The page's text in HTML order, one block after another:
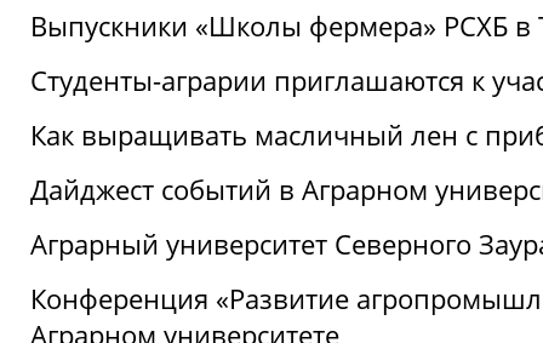
Выпускники «Школы фермера» РСХБ
Студенты-аграрии приглашаются к
Как выращивать масличный лен с
Дайджест событий в Аграрном
Аграрный университет Северного
Конференция «Развитие
Аграрном университете